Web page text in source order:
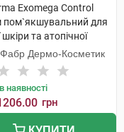
Exomega Control
пом`якшувальний для
шкіри та атопічної
400 мл + Гель-емолент
1 набір
Дермо-Косметик
наявності
грн